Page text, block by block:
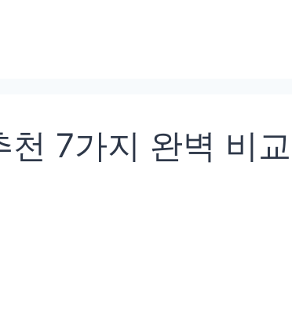
7가지 완벽 비